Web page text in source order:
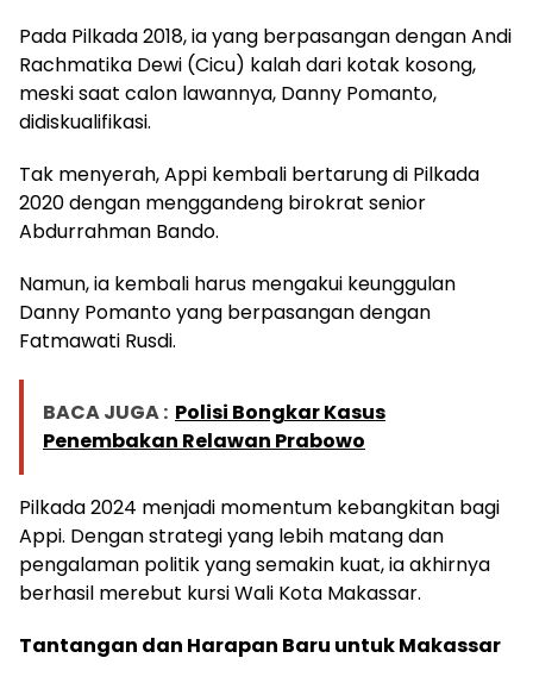
Pada Pilkada 2018, ia yang berpasangan dengan Andi
Rachmatika Dewi (Cicu) kalah dari kotak kosong,
meski saat calon lawannya, Danny Pomanto,
didiskualifikasi.
Tak menyerah, Appi kembali bertarung di Pilkada
2020 dengan menggandeng birokrat senior
Abdurrahman Bando.
Namun, ia kembali harus mengakui keunggulan
Danny Pomanto yang berpasangan dengan
Fatmawati Rusdi.
BACA JUGA : Polisi Bongkar Kasus
Penembakan Relawan Prabowo
Pilkada 2024 menjadi momentum kebangkitan bagi
Appi. Dengan strategi yang lebih matang dan
pengalaman politik yang semakin kuat, ia akhirnya
berhasil merebut kursi Wali Kota Makassar.
Tantangan dan Harapan Baru untuk Makassar